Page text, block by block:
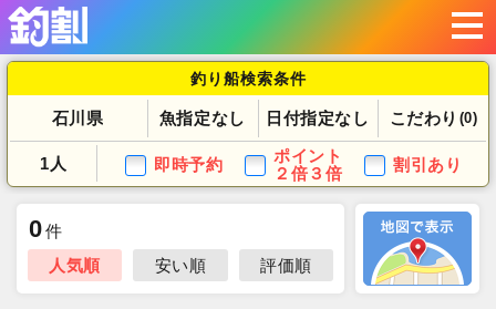
釣り船検索条件
石川県 魚指定なし 日付指定なし こだわり (0)
1人 即時予約
ポイント
２倍３倍
割引あり
0件
人気順
安い順 評価順